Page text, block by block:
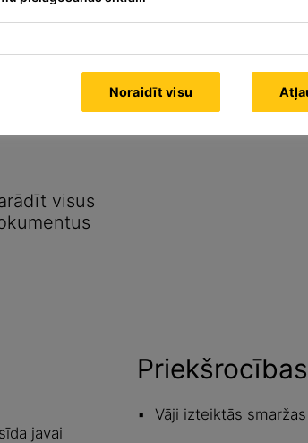
dēļ labi
veidos
visus
javai
Priekšrocības
Vāji izteiktās
Noraidīt visu